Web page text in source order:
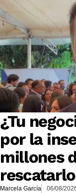
¿Tu
por la
millones
Marcela García 06/08/